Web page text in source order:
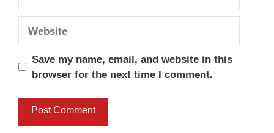
Website
Save my name, email, and website in this
browser for the next time I comment.